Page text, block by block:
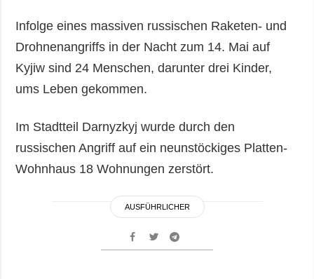
Infolge eines massiven russischen Raketen- und
Drohnenangriffs in der Nacht zum 14. Mai auf
Kyjiw sind 24 Menschen, darunter drei Kinder,
ums Leben gekommen.
Im Stadtteil Darnyzkyj wurde durch den
russischen Angriff auf ein neunstöckiges Platten-
Wohnhaus 18 Wohnungen zerstört.
AUSFÜHRLICHER